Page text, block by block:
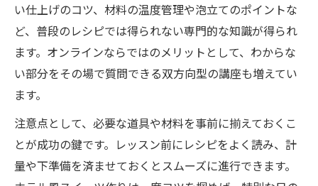
い仕上げのコツ、材料の温度管理や泡立てのポイントな
ど、普段のレシピでは得られない専門的な知識が得られ
ます。オンラインならではのメリットとして、わからな
い部分をその場で質問できる双方向型の講座も増えてい
ます。
注意点として、必要な道具や材料を事前に揃えておくこ
とが成功の鍵です。レッスン前にレシピをよく読み、計
量や下準備を済ませておくとスムーズに進行できます。